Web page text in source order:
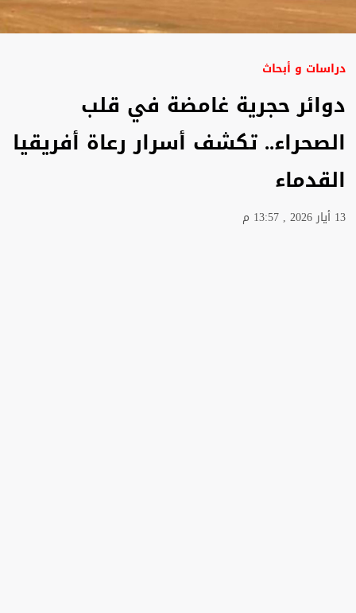
دراسات و أبحاث
دوائر حجرية غامضة في قلب
الصحراء.. تكشف أسرار رعاة أفريقيا
القدماء
13 أيار 2026 , 13:57 م